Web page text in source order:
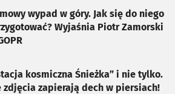
wypad w góry. Jak się do niego
Wyjaśnia Piotr Zamorski
kosmiczna Śnieżka” i nie tylko.
zdjęcia zapierają dech w piersiach!
karcie